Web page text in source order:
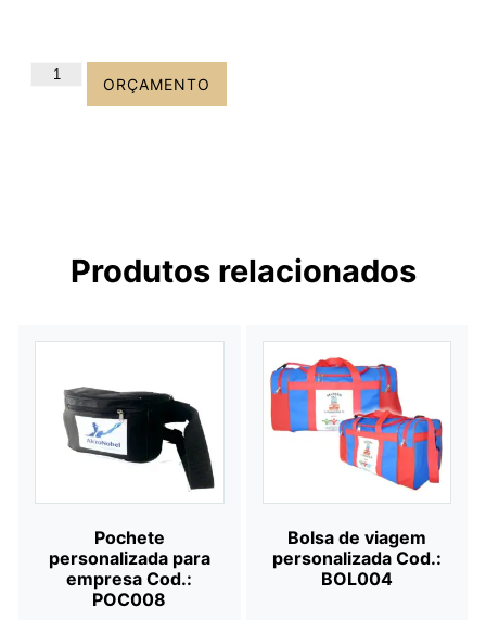
ORÇAMENTO
Produtos relacionados
Pochete
personalizada para
empresa Cod.:
POC008
Bolsa de viagem
personalizada Cod.:
BOL004